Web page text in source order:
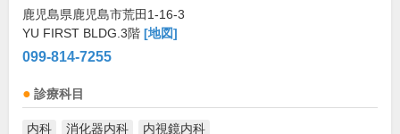
鹿児島県鹿児島市荒田1-16-3
YU FIRST BLDG.3階 [地図]
099-814-7255
診療科目
内科 消化器内科 内視鏡内科